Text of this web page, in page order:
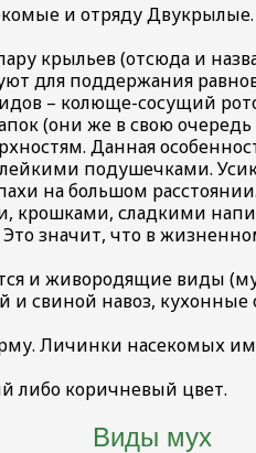
и отряду
крыльев (отсюда и
для поддержания
– колюще-сосущий
(они же в свою
Данная
подушечками.
на большом
крошками, сладкими
значит, что в
и живородящие виды
свиной навоз,
Личинки насекомых
коричневый цвет.
Виды мух